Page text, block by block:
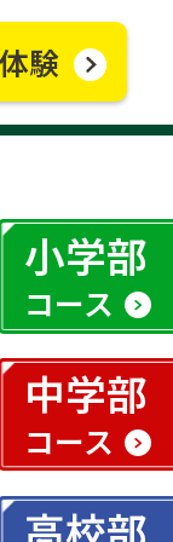
験
小学部
コース
中学部
コース